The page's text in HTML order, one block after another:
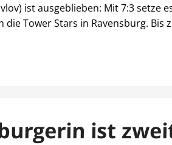
ist ausgeblieben: Mit 7:3 setze
die Tower Stars in Ravensburg. Bis
ist